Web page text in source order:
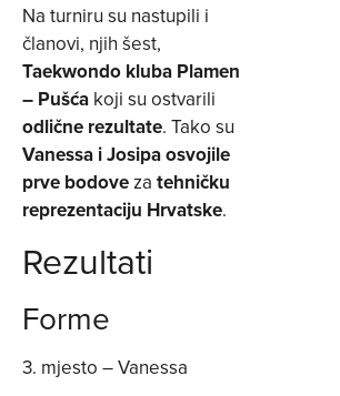
Na turniru su nastupili i
članovi, njih šest,
Taekwondo kluba Plamen
– Pušća koji su ostvarili
odlične rezultate. Tako su
Vanessa i Josipa osvojile
prve bodoveza tehničku
reprezentaciju Hrvatske.
Rezultati
Forme
3. mjesto – Vanessa